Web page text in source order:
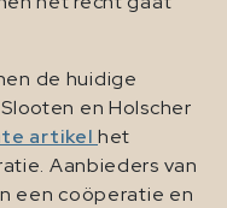
de huidige
en Holscher
artikel het
Aanbieders van
een coöperatie en